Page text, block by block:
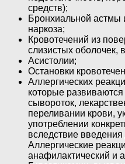
средств);
Бронхиальной астмы
наркоза;
Кровотечений из
слизистых оболочек,
Асистолии;
Остановки
Аллергических
которые
сывороток,
переливании крови,
употреблении
вследствие введения
Аллергические
анафилактический и